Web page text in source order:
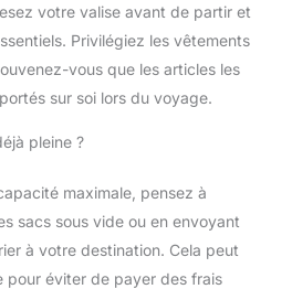
votre valise avant de partir et
Privilégiez les vêtements
vous que les articles les
sur soi lors du voyage.
pleine ?
maximale, pensez à
sacs sous vide ou en envoyant
à votre destination. Cela peut
pour éviter de payer des frais